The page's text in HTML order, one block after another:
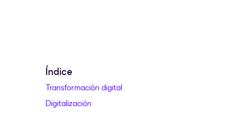
Índice
Transformación digital
Digitalización